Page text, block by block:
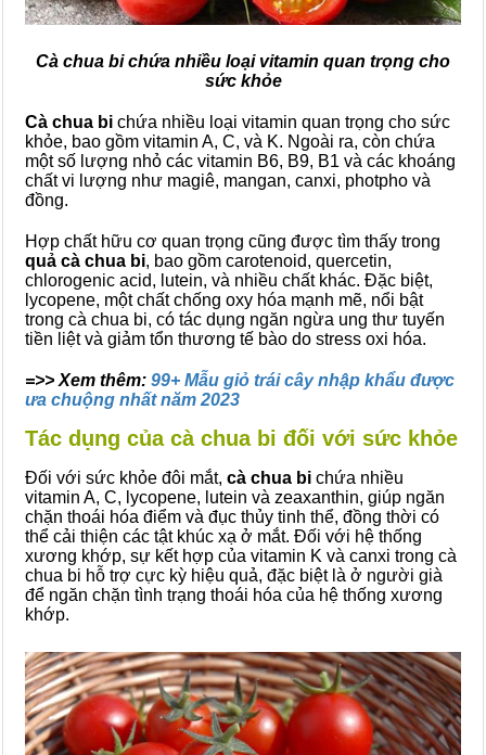
Cà chua bi chứa nhiều loại vitamin quan trọng cho
sức khỏe
Cà chua bi chứa nhiều loại vitamin quan trọng cho sức
khỏe, bao gồm vitamin A, C, và K. Ngoài ra, còn chứa
một số lượng nhỏ các vitamin B6, B9, B1 và các khoáng
chất vi lượng như magiê, mangan, canxi, photpho và
đồng.
Hợp chất hữu cơ quan trọng cũng được tìm thấy trong
quả cà chua bi, bao gồm carotenoid, quercetin,
chlorogenic acid, lutein, và nhiều chất khác. Đặc biệt,
lycopene, một chất chống oxy hóa mạnh mẽ, nổi bật
trong cà chua bi, có tác dụng ngăn ngừa ung thư tuyến
tiền liệt và giảm tổn thương tế bào do stress oxi hóa.
=>> Xem thêm: 99+ Mẫu giỏ trái cây nhập khẩu được
ưa chuộng nhất năm 2023
Tác dụng của cà chua bi đối với sức khỏe
Đối với sức khỏe đôi mắt, cà chua bi chứa nhiều
vitamin A, C, lycopene, lutein và zeaxanthin, giúp ngăn
chặn thoái hóa điểm và đục thủy tinh thể, đồng thời có
thể cải thiện các tật khúc xạ ở mắt. Đối với hệ thống
xương khớp, sự kết hợp của vitamin K và canxi trong cà
chua bi hỗ trợ cực kỳ hiệu quả, đặc biệt là ở người già
để ngăn chặn tình trạng thoái hóa của hệ thống xương
khớp.